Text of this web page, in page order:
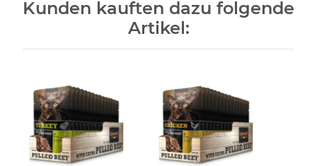
Kunden kauften dazu folgende
Artikel: